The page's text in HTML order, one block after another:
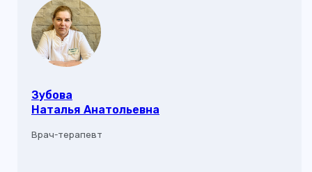
Зубова
Наталья Анатольевна
Врач-терапевт